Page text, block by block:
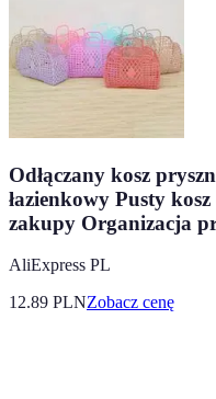
Odłączany kosz
łazienkowy Pusty
zakupy Organizacja
AliExpress PL
12.89 PLNZobacz cenę